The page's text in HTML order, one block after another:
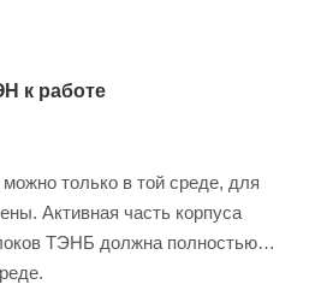
к работе
только в той среде, для
Активная часть корпуса
ТЭНБ должна полностью